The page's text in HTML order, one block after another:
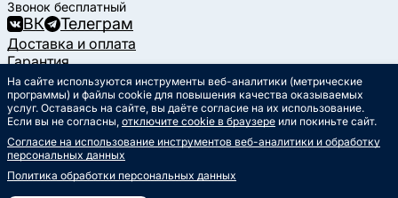
Звонок бесплатный
ВК Телеграм
Доставка и оплата
Гарантия
Контакты
Статьи
Музыкальный календарь
Публичная оферта
Политика обработки
Согласие на обработкуперсональных данных
На сайте используются инструменты веб-аналитики (метрические
программы) и файлы cookie для повышения качества оказываемых
услуг. Оставаясь на сайте, вы даёте согласие на их использование.
Если вы не согласны, отключите cookie в браузере или покиньте сайт.
Согласие на использование инструментов веб-аналитики и обработку
персональных данных
Политика обработки персональных данных